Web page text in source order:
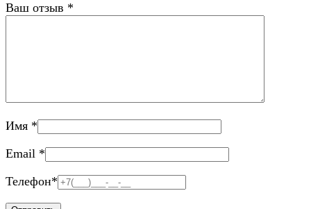
Ваш отзыв *
Имя *
Email *
Телефон*